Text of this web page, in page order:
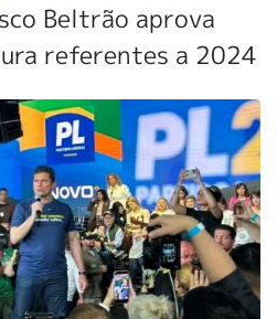
Beltrão aprova
referentes a 2024